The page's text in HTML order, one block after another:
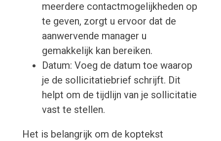
meerdere contactmogelijkheden op
te geven, zorgt u ervoor dat de
aanwervende manager u
gemakkelijk kan bereiken.
Datum: Voeg de datum toe waarop
je de sollicitatiebrief schrijft. Dit
helpt om de tijdlijn van je sollicitatie
vast te stellen.
Het is belangrijk om de koptekst